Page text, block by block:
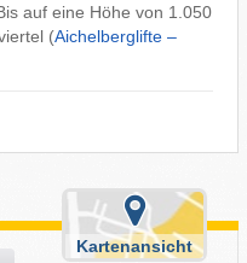
auf eine Höhe von 1.050
(Aichelberglifte –
Kartenansicht